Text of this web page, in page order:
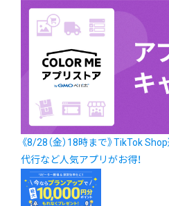
《8/28（金）18時まで》TikTok
代行など人気アプリがお得！